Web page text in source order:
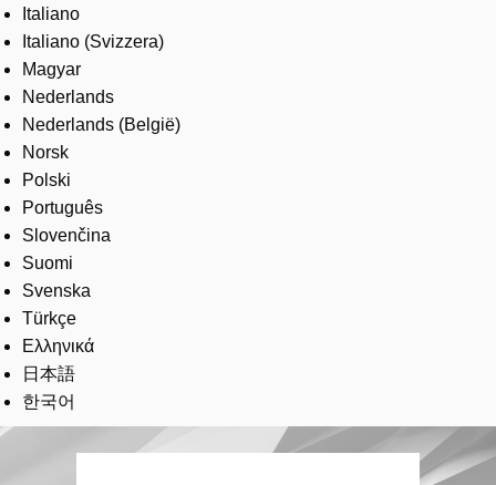
Italiano
Italiano (Svizzera)
Magyar
Nederlands
Nederlands (België)
Norsk
Polski
Português
Slovenčina
Suomi
Svenska
Türkçe
Ελληνικά
日本語
한국어